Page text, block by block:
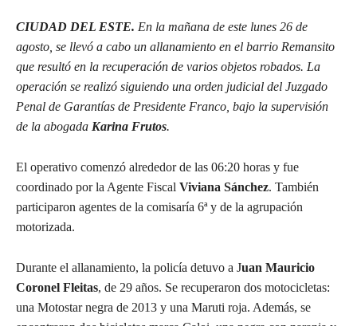
CIUDAD DEL ESTE. En la mañana de este lunes 26 de
agosto, se llevó a cabo un allanamiento en el barrio Remansito
que resultó en la recuperación de varios objetos robados. La
operación se realizó siguiendo una orden judicial del Juzgado
Penal de Garantías de Presidente Franco, bajo la supervisión
de la abogada Karina Frutos.
El operativo comenzó alrededor de las 06:20 horas y fue
coordinado por la Agente Fiscal Viviana Sánchez. También
participaron agentes de la comisaría 6ª y de la agrupación
motorizada.
Durante el allanamiento, la policía detuvo a Juan Mauricio
Coronel Fleitas, de 29 años. Se recuperaron dos motocicletas:
una Motostar negra de 2013 y una Maruti roja. Además, se